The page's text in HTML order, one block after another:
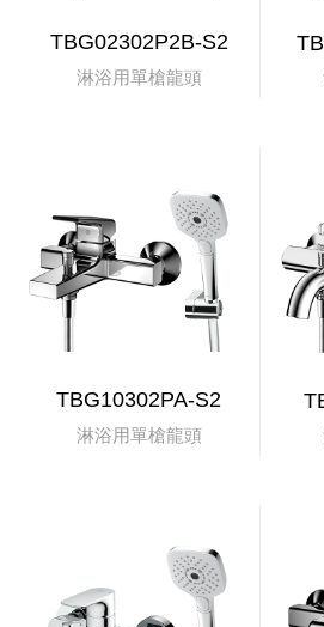
TBG02302P2B-S2
淋浴用單槍龍頭
TBG10302PA-S2
淋浴用單槍龍頭